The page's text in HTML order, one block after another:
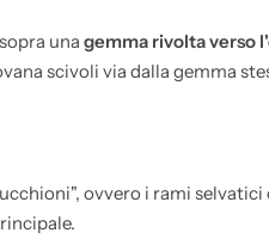
una gemma rivolta verso
scivoli via dalla gemma
ovvero i rami